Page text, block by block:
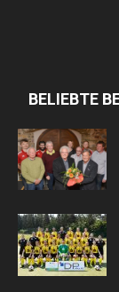
BELIEBTE